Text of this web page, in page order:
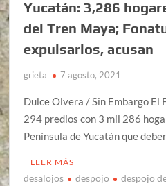
Yucatán: 3,286
del Tren Maya;
expulsarlos, acusan
grieta 7 agosto, 2021
Dulce Olvera / Sin Embargo El
294 predios con 3 mil 286
Península de Yucatán que
LEER MÁS
desalojos despojo despojo